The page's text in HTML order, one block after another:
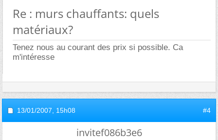
Re : murs chauffants: quels
matériaux?
Tenez nous au courant des prix si possible. Ca
m'intéresse
13/01/2007, 15h08 #4
invitef086b3e6